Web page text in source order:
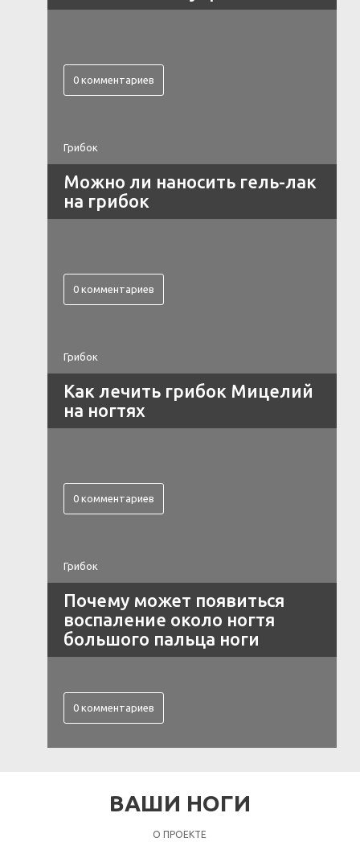
0 комментариев
Грибок
Можно ли наносить гель-лак
на грибок
0 комментариев
Грибок
Как лечить грибок Мицелий
на ногтях
0 комментариев
Грибок
Почему может появиться
воспаление около ногтя
большого пальца ноги
0 комментариев
ВАШИ НОГИ
О ПРОЕКТЕ